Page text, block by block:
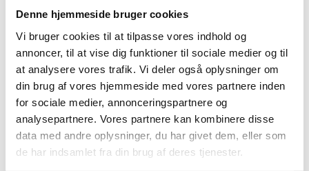
Denne hjemmeside bruger cookies
Vi bruger cookies til at tilpasse vores indhold og
annoncer, til at vise dig funktioner til sociale medier og til
at analysere vores trafik. Vi deler også oplysninger om
din brug af vores hjemmeside med vores partnere inden
for sociale medier, annonceringspartnere og
analysepartnere. Vores partnere kan kombinere disse
data med andre oplysninger, du har givet dem, eller som
de har indsamlet fra din brug af deres tjenester.
ELEKTRONISKE NØGLESKABE
SIKRING
SIKRING AF BÆRBAR PC/IPAD/OPLADNING
MANUALER